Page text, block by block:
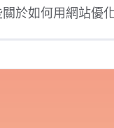
於如何用網站優